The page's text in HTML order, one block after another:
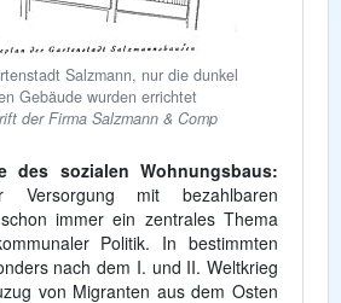
Salzmann, nur die dunkel
Gebäude wurden errichtet
der Firma Salzmann & Comp
des sozialen Wohnungsbaus:
mit bezahlbaren
immer ein zentrales Thema
Politik. In bestimmten
nach dem I. und II. Weltkrieg
von Migranten aus dem Osten